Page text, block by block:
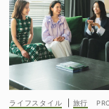
ライフスタイル
旅行